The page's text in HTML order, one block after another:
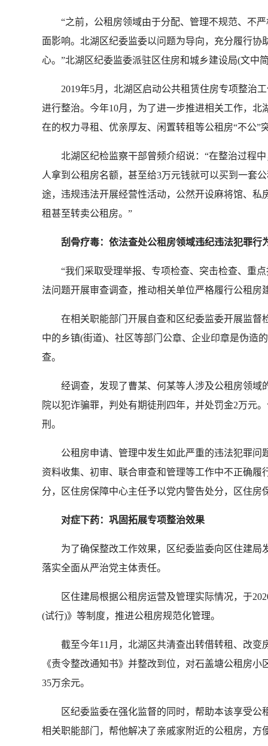
“之前，公租房领域由于分配、管理不规范、不严
面影响。北湖区纪委监委以问题为导向，充分履行协
心。”北湖区纪委监委派驻区住房和城乡建设局(文中
2019年5月，北湖区启动公共租赁住房专项整治工
进行整治。今年10月，为了进一步推进相关工作，
在的权力寻租、优亲厚友、闲置转租等公租房“不公
北湖区纪检监察干部曾频介绍说：“在整治过程中
人拿到公租房名额，甚至给3万元钱就可以买到一套
途，违规违法开展经营性活动，公然开设麻将馆、
租甚至转卖公租房。”
刮骨疗毒：依法查处公租房领域违纪违法犯罪行
“我们采取受理举报、专项检查、突击检查、重点
法问题开展审查调查，推动相关单位严格履行公租
在相关职能部门开展自查和区纪委监委开展监督检
中的乡镇(街道)、社区等部门公章、企业印章是伪造
查。
经调查，发现了曹某、何某等人涉及公租房领域
院以犯诈骗罪，判处有期徒刑四年，并处罚金2万元
刑。
公租房申请、管理中发生如此严重的违法犯罪问
资料收集、初审、联合审查和管理等工作中不正确
分，区住房保障中心主任予以党内警告处分，区住
对症下药：巩固拓展专项整治效果
为了确保整改工作效果，区纪委监委向区住建局
落实全面从严治党主体责任。
区住建局根据公租房运营及管理实际情况，于
(试行)》等制度，推进公租房规范化管理。
截至今年11月，北湖区共清查出转借转租、改变
《责令整改通知书》并整改到位，对石盖塘公租房
35万余元。
区纪委监委在强化监督的同时，帮助本该享受公
相关职能部门，帮他解决了亲戚家附近的公租房，